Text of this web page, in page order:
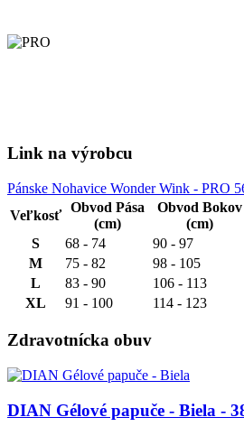
Link na výrobcu
Pánske Nohavice Wonder Wink - PRO
Veľkosť
Obvod Pása
(cm)
Obvod Bokov
(cm)
S
68 - 74 90 - 97
M
75 - 82 98 - 105
L
83 - 90 106 - 113
XL
91 - 100 114 - 123
Zdravotnícka obuv
Obrázok
DIAN Gélové papuče - Biela -